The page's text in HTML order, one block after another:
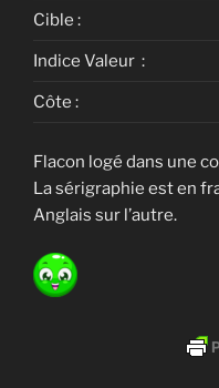
Cible :
Indice Valeur :
Côte :
Flacon logé dans une
La sérigraphie est en
Anglais sur l’autre.